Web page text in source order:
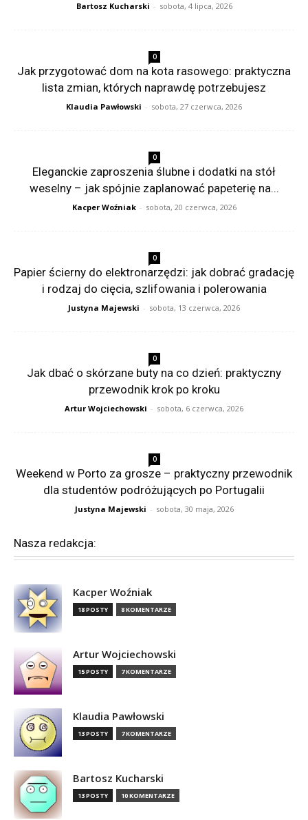
Bartosz Kucharski - sobota, 4 lipca, 2026
0
Jak przygotować dom na kota rasowego: praktyczna
lista zmian, których naprawdę potrzebujesz
Klaudia Pawłowski - sobota, 27 czerwca, 2026
0
Eleganckie zaproszenia ślubne i dodatki na stół
weselny – jak spójnie zaplanować papeterię na...
Kacper Woźniak - sobota, 20 czerwca, 2026
0
Papier ścierny do elektronarzędzi: jak dobrać gradację
i rodzaj do cięcia, szlifowania i polerowania
Justyna Majewski - sobota, 13 czerwca, 2026
0
Jak dbać o skórzane buty na co dzień: praktyczny
przewodnik krok po kroku
Artur Wojciechowski - sobota, 6 czerwca, 2026
0
Weekend w Porto za grosze – praktyczny przewodnik
dla studentów podróżujących po Portugalii
Justyna Majewski - sobota, 30 maja, 2026
Nasza redakcja:
Kacper Woźniak
18 POSTY 8 KOMENTARZE
Artur Wojciechowski
15 POSTY 7 KOMENTARZE
Klaudia Pawłowski
13 POSTY 7 KOMENTARZE
Bartosz Kucharski
13 POSTY 10 KOMENTARZE